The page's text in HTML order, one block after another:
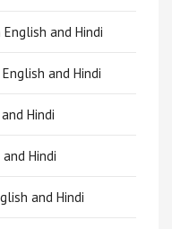
English and Hindi
and Hindi
Hindi
Hindi
and Hindi